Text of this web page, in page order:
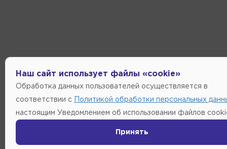
Наш сайт использует файлы «cookie»
Обработка данных пользователей осуществляется в
соответствии с Политикой обработки персональных
настоящим Уведомлением об использовании файлов
Принять